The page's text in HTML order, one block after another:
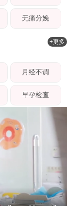
无痛分娩
+更多
月经不调
早孕检查